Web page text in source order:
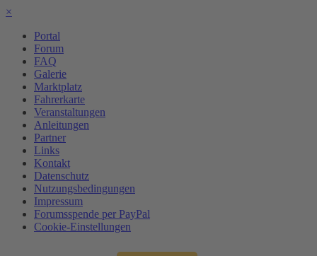
×
Portal
Forum
FAQ
Galerie
Marktplatz
Fahrerkarte
Veranstaltungen
Anleitungen
Partner
Links
Kontakt
Datenschutz
Nutzungsbedingungen
Impressum
Forumsspende per PayPal
Cookie-Einstellungen